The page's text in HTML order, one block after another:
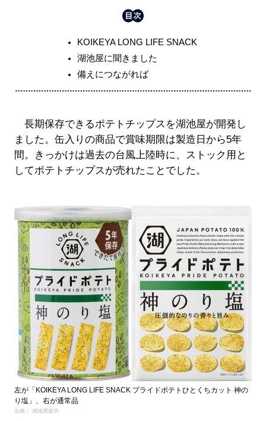
KOIKEYA LONG LIFE SNACK
湖池屋に聞きました
備えにつながれば
長期保存できるポテトチップスを湖池屋が開発し
ました。缶入りの商品で賞味期限は製造日から5年
間。きっかけは過去の台風上陸時に、ストック用と
してポテトチップスが売れたことでした。
左が「KOIKEYA LONG LIFE SNACK プライドポテトひとくちカット 神の
り塩」、右が通常品
出典： 湖池屋提供